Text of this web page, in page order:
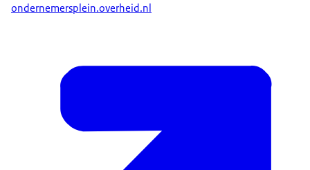
ondernemersplein.overheid.nl